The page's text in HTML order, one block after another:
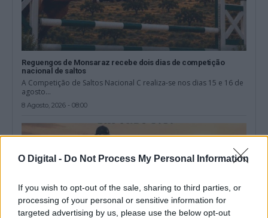
O Digital - Do Not Process My Personal Information
If you wish to opt-out of the sale, sharing to third parties, or
processing of your personal or sensitive information for
targeted advertising by us, please use the below opt-out
Reguengos de Monsaraz recebe dois dias de competição
nacional de saltos
A Competição de Saltos Nacional C realiza-se nos dias 15 e 16 de
agosto...
8 Agosto, 2026 - 08:00